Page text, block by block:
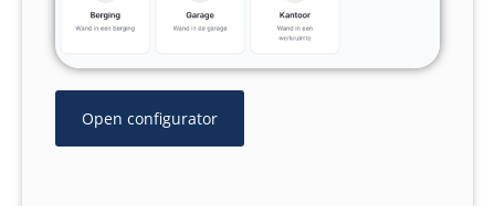
Open configurator